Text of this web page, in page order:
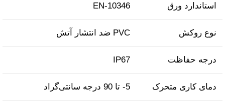
استاندارد ورق EN‑10346
نوع روکش PVC ضد انتشار آتش
درجه حفاظت IP67
دمای کاری متحرک 5- تا 90 درجه سانتی‌گراد